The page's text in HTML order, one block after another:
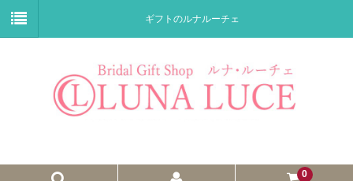
ギフトのルナルーチェ
0